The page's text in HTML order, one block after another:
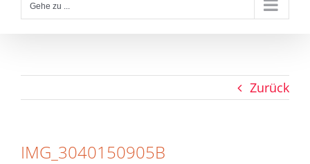
Gehe zu ...
Zurück
IMG_3040150905B